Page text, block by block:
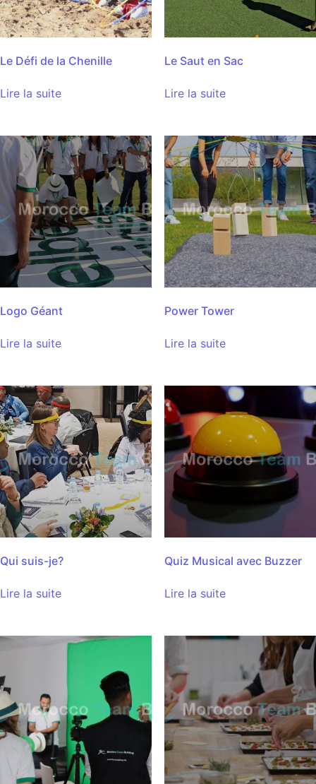
Le Défi de la Chenille
Lire la suite
Le Saut en Sac
Lire la suite
Logo Géant
Lire la suite
Power Tower
Lire la suite
Qui suis-je?
Lire la suite
Quiz Musical avec Buzzer
Lire la suite